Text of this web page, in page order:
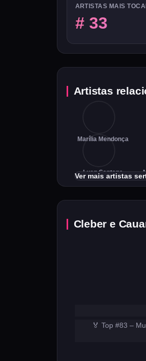
Cleber e
🏅 Top #83 –
Artistas
Marília Mendonça
Luan Santana
Ver mais artistas
ARTISTAS MAIS
# 33